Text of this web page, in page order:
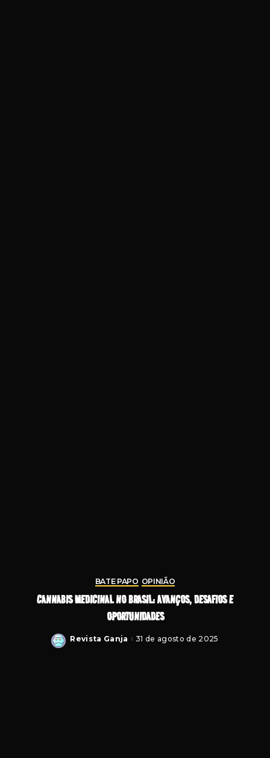
BATE PAPO OPINIÃO
CANNABIS MEDICINAL NO BRASIL: AVANÇOS, DESAFIOS E
OPORTUNIDADES
Posted
Revista Ganja 31 de agosto de 2025